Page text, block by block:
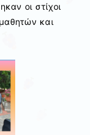
οι στίχοι
και